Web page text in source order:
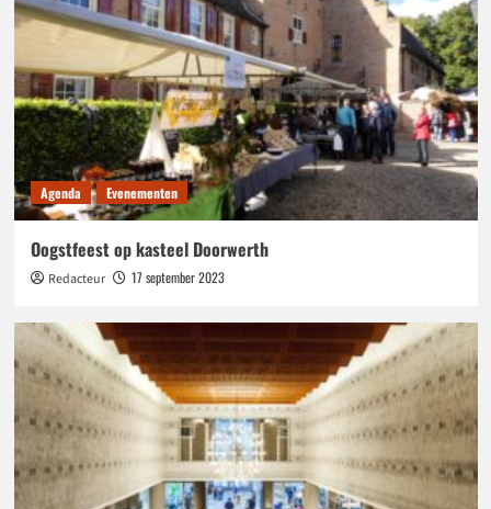
Agenda Evenementen
Oogstfeest op kasteel Doorwerth
Redacteur 17 september 2023